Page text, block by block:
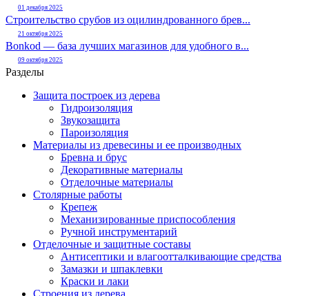
01 декабря 2025
Строительство срубов из оцилиндрованного брев...
21 октября 2025
Bonkod — база лучших магазинов для удобного в...
09 октября 2025
Разделы
Защита построек из дерева
Гидроизоляция
Звукозащита
Пароизоляция
Материалы из древесины и ее производных
Бревна и брус
Декоративные материалы
Отделочные материалы
Столярные работы
Крепеж
Механизированные приспособления
Ручной инструментарий
Отделочные и защитные составы
Антисептики и влагоотталкивающие средства
Замазки и шпаклевки
Краски и лаки
Строения из дерева